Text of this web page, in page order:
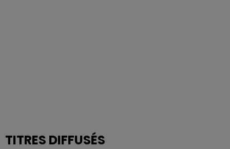
TITRES DIFFUSÉS